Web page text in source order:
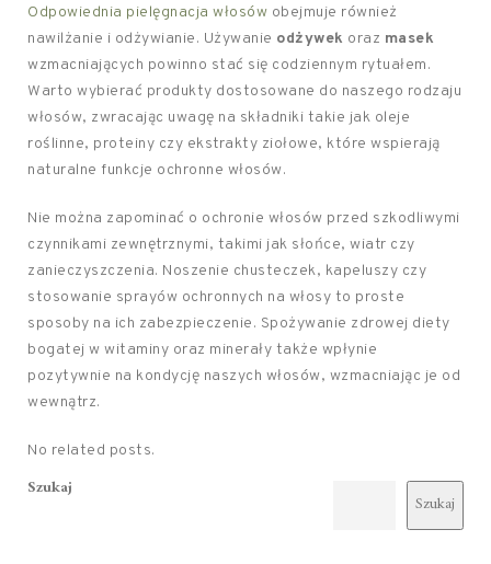
Odpowiednia pielęgnacja włosów obejmuje również
nawilżanie i odżywianie. Używanie odżywek oraz masek
wzmacniających powinno stać się codziennym rytuałem.
Warto wybierać produkty dostosowane do naszego rodzaju
włosów, zwracając uwagę na składniki takie jak oleje
roślinne, proteiny czy ekstrakty ziołowe, które wspierają
naturalne funkcje ochronne włosów.
Nie można zapominać o ochronie włosów przed szkodliwymi
czynnikami zewnętrznymi, takimi jak słońce, wiatr czy
zanieczyszczenia. Noszenie chusteczek, kapeluszy czy
stosowanie sprayów ochronnych na włosy to proste
sposoby na ich zabezpieczenie. Spożywanie zdrowej diety
bogatej w witaminy oraz minerały także wpłynie
pozytywnie na kondycję naszych włosów, wzmacniając je od
wewnątrz.
No related posts.
Szukaj
Szukaj